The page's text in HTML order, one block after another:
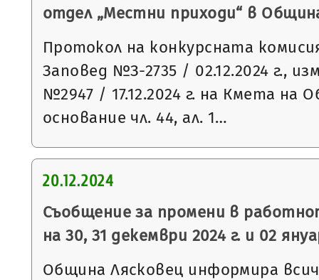
отдел „Местни приходи“ в
Протокол на конкурсната
Заповед №З-2735 / 02.12.2024 г.,
№2947 / 17.12.2024 г. на Кмета на
основание чл. 44, ал. 1…
20.12.2024
Съобщение за промени в
на 30, 31 декември 2024 г. и 02
Община Лясковец информира